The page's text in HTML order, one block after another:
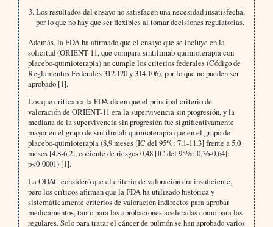
Los resultados del ensayo no satisfacen una necesidad insatisfecha,
por lo que no hay que ser flexibles al tomar decisiones regulatorias.
Además, la FDA ha afirmado que el ensayo que se incluye en la
solicitud (ORIENT-11, que compara sintilimab-quimioterapia con
placebo-quimioterapia) no cumple los criterios federales (Código de
Reglamentos Federales 312.120 y 314.106), por lo que no pueden ser
aprobado [1].
Los que critican a la FDA dicen que el principal criterio de
valoración de ORIENT-11 era la supervivencia sin progresión, y la
mediana de la supervivencia sin progresión fue significativamente
mayor en el grupo de sintilimab-quimioterapia que en el grupo de
placebo-quimioterapia (8,9 meses [IC del 95%: 7,1-11,3] frente a 5,0
meses [4,8-6,2], cociente de riesgos 0,48 [IC del 95%: 0,36-0,64];
p<0-0001) [1].
La ODAC consideró que el criterio de valoración era insuficiente,
pero los críticos afirman que la FDA ha utilizado histórica y
sistemáticamente criterios de valoración indirectos para aprobar
medicamentos, tanto para las aprobaciones aceleradas como para las
regulares. Solo para tratar el cáncer de pulmón se han aprobado varios